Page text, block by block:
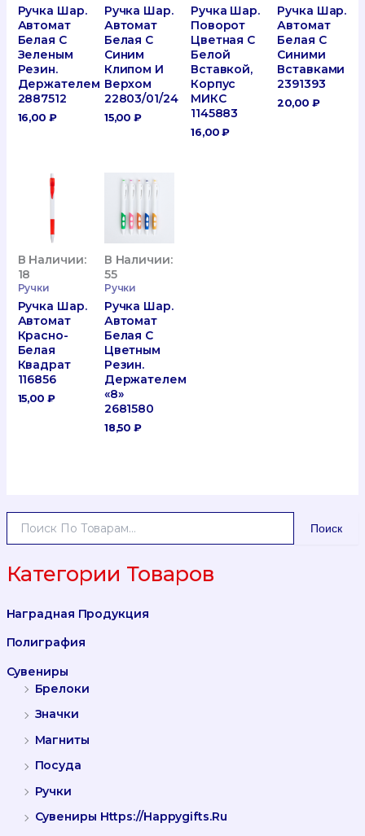
А
Т
:
Поиск
Категории Товаров
Наградная Продукция
Полиграфия
Сувениры
Брелоки
Значки
Магниты
Посуда
Ручки
Сувениры Https://happygifts.ru
Ручка Шар.
Автомат
Белая С
Зеленым
Резин.
Держателем
2887512
16,00 ₽
Ручка Шар.
Автомат
Белая С
Синим
Клипом И
Верхом
22803/01/24
15,00₽
Ручка Шар.
Поворот
Цветная С
Белой
Вставкой,
Корпус
МИКС
1145883
16,00₽
Ручка Шар.
Автомат
Белая С
Синими
Вставками
2391393
20,00 ₽
В Наличии:
18
Ручки
Ручка Шар.
Автомат
Красно-
Белая
Квадрат
116856
15,00 ₽
В Наличии:
55
Ручки
Ручка Шар.
Автомат
Белая С
Цветным
Резин.
Держателем
«8»
2681580
18,50₽